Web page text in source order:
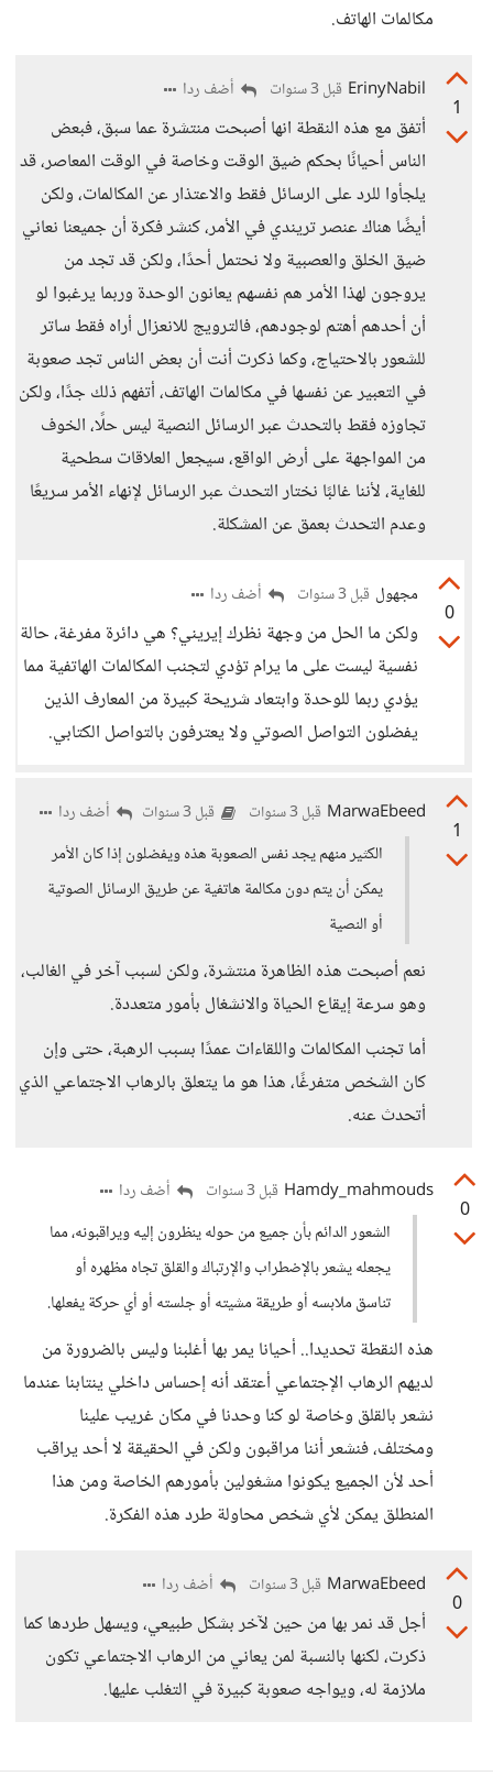
مكالمات الهاتف.
1
ErinyNabil قبل 3 سنوات أضف ردا
أتفق مع هذه النقطة انها أصبحت منتشرة عما سبق، فبعض
الناس أحيانًا بحكم ضيق الوقت وخاصة في الوقت المعاصر، قد
يلجأوا للرد على الرسائل فقط والاعتذار عن المكالمات، ولكن
أيضًا هناك عنصر تريندي في الأمر، كنشر فكرة أن جميعنا نعاني
ضيق الخلق والعصبية ولا نحتمل أحدًا، ولكن قد تجد من
يروجون لهذا الأمر هم نفسهم يعانون الوحدة وربما يرغبوا لو
أن أحدهم أهتم لوجودهم، فالترويج للانعزال أراه فقط ساتر
للشعور بالاحتياج، وكما ذكرت أنت أن بعض الناس تجد صعوبة
في التعبير عن نفسها في مكالمات الهاتف، أتفهم ذلك جدًا، ولكن
تجاوزه فقط بالتحدث عبر الرسائل النصية ليس حلًا، الخوف
من المواجهة على أرض الواقع، سيجعل العلاقات سطحية
للغاية، لأننا غالبًا نختار التحدث عبر الرسائل لإنهاء الأمر سريعًا
وعدم التحدث بعمق عن المشكلة.
0
مجهول قبل 3 سنوات أضف ردا
ولكن ما الحل من وجهة نظرك إيريني؟ هي دائرة مفرغة، حالة
نفسية ليست على ما يرام تؤدي لتجنب المكالمات الهاتفية مما
يؤدي ربما للوحدة وابتعاد شريحة كبيرة من المعارف الذين
يفضلون التواصل الصوتي ولا يعترفون بالتواصل الكتابي.
1
MarwaEbeed قبل 3 سنوات قبل 3 سنوات
أضف ردا
الكثير منهم يجد نفس الصعوبة هذه ويفضلون إذا كان الأمر
يمكن أن يتم دون مكالمة هاتفية عن طريق الرسائل الصوتية
أو النصية
نعم أصبحت هذه الظاهرة منتشرة، ولكن لسبب آخر في الغالب،
وهو سرعة إيقاع الحياة والانشغال بأمور متعددة.
أما تجنب المكالمات واللقاءات عمدًا بسبب الرهبة، حتى وإن
كان الشخص متفرغًا، هذا هو ما يتعلق بالرهاب الاجتماعي الذي
أتحدث عنه.
0
Hamdy_mahmouds قبل 3 سنوات
أضف ردا
الشعور الدائم بأن جميع من حوله ينظرون إليه ويراقبونه، مما
يجعله يشعر بالإضطراب والإرتباك والقلق تجاه مظهره أو
تناسق ملابسه أو طريقة مشيته أو جلسته أو أي حركة يفعلها.
هذه النقطة تحديدا.. أحيانا يمر بها أغلبنا وليس بالضرورة من
لديهم الرهاب الإجتماعي أعتقد أنه إحساس داخلي ينتابنا عندما
نشعر بالقلق وخاصة لو كنا وحدنا في مكان غريب علينا
ومختلف، فنشعر أننا مراقبون ولكن في الحقيقة لا أحد يراقب
أحد لأن الجميع يكونوا مشغولين بأمورهم الخاصة ومن هذا
المنطلق يمكن لأي شخص محاولة طرد هذه الفكرة.
0
MarwaEbeed قبل 3 سنوات أضف ردا
أجل قد نمر بها من حين لآخر بشكل طبيعي، ويسهل طردها كما
ذكرت، لكنها بالنسبة لمن يعاني من الرهاب الاجتماعي تكون
ملازمة له، ويواجه صعوبة كبيرة في التغلب عليها.